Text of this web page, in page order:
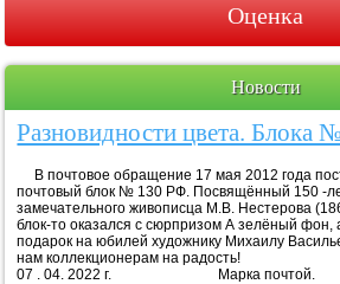
Оценка
Новости
Разновидности цвета. Блока
В почтовое обращение 17 мая 2012 года
почтовый блок № 130 РФ. Посвящённый 150 -
замечательного живописца М.В. Нестерова
блок-то оказался с сюрпризом А зелёный
подарок на юбилей художнику Михаилу
нам коллекционерам
07 . 04. 2022 г. Марка почтой.